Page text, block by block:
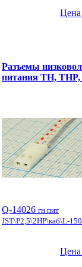
Разъемы
питания TH, THP,
Q-14026 гн пит
JST\P2,5\2HP\каб\L-